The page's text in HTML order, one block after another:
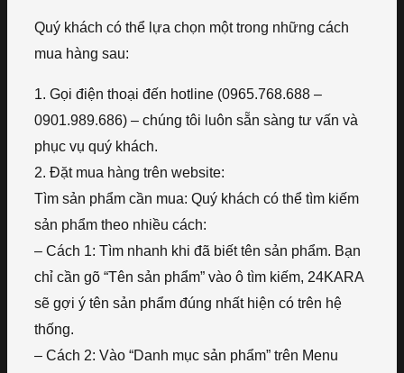
Quý khách có thể lựa chọn một trong những cách
mua hàng sau:
1. Gọi điện thoại đến hotline (0965.768.688 –
0901.989.686) – chúng tôi luôn sẵn sàng tư vấn và
phục vụ quý khách.
2. Đặt mua hàng trên website:
Tìm sản phẩm cần mua: Quý khách có thể tìm kiếm
sản phẩm theo nhiều cách:
– Cách 1: Tìm nhanh khi đã biết tên sản phẩm. Bạn
chỉ cần gõ “Tên sản phẩm” vào ô tìm kiếm, 24KARA
sẽ gợi ý tên sản phẩm đúng nhất hiện có trên hệ
thống.
– Cách 2: Vào “Danh mục sản phẩm” trên Menu